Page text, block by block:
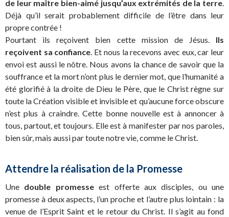
de leur maître bien-aimé jusqu’aux extrémités de la terre.
Déjà qu’il serait probablement difficile de l’être dans leur
propre contrée !
Pourtant ils reçoivent bien cette mission de Jésus. Ils
reçoivent sa confiance. Et nous la recevons avec eux, car leur
envoi est aussi le nôtre. Nous avons la chance de savoir que la
souffrance et la mort n’ont plus le dernier mot, que l’humanité a
été glorifié à la droite de Dieu le Père, que le Christ règne sur
toute la Création visible et invisible et qu’aucune force obscure
n’est plus à craindre. Cette bonne nouvelle est à annoncer à
tous, partout, et toujours. Elle est à manifester par nos paroles,
bien sûr, mais aussi par toute notre vie, comme le Christ.
Attendre la réalisation de la Promesse
Une double promesseest offerte aux disciples, ou une
promesse à deux aspects, l’un proche et l’autre plus lointain : la
venue de l’Esprit Saint et le retour du Christ. Il s’agit au fond